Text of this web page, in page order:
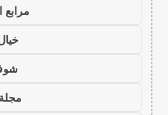
مرابع